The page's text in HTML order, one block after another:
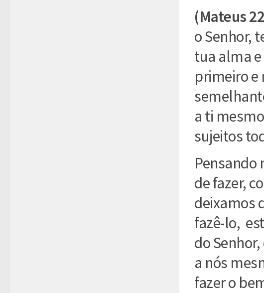
(Mateus
o Senhor,
tua alma
primeiro e
a ti
sujeitos
Pensando
de fazer,
deixamos
fazê-lo,
do
a nós
fazer o